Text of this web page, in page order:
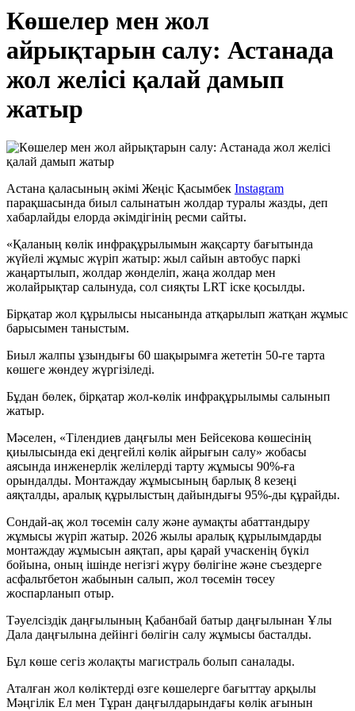
Көшелер мен жол
айрықтарын салу: Астанада
жол желісі қалай дамып
жатыр
Астана қаласының әкімі Жеңіс Қасымбек Instagram
парақшасында биыл салынатын жолдар туралы жазды, деп
хабарлайды елорда әкімдігінің ресми сайты.
«Қаланың көлік инфрақұрылымын жақсарту бағытында
жүйелі жұмыс жүріп жатыр: жыл сайын автобус паркі
жаңартылып, жолдар жөнделіп, жаңа жолдар мен
жолайрықтар салынуда, сол сияқты LRT іске қосылды.
Бірқатар жол құрылысы нысанында атқарылып жатқан жұмыс
барысымен таныстым.
Биыл жалпы ұзындығы 60 шақырымға жететін 50-ге тарта
көшеге жөндеу жүргізіледі.
Бұдан бөлек, бірқатар жол-көлік инфрақұрылымы салынып
жатыр.
Мәселен, «Тілендиев даңғылы мен Бейсекова көшесінің
қиылысында екі деңгейлі көлік айрығын салу» жобасы
аясында инженерлік желілерді тарту жұмысы 90%-ға
орындалды. Монтаждау жұмысының барлық 8 кезеңі
аяқталды, аралық құрылыстың дайындығы 95%-ды құрайды.
Сондай-ақ жол төсемін салу және аумақты абаттандыру
жұмысы жүріп жатыр. 2026 жылы аралық құрылымдарды
монтаждау жұмысын аяқтап, ары қарай учаскенің бүкіл
бойына, оның ішінде негізгі жүру бөлігіне және съездерге
асфальтбетон жабынын салып, жол төсемін төсеу
жоспарланып отыр.
Тәуелсіздік даңғылының Қабанбай батыр даңғылынан Ұлы
Дала даңғылына дейінгі бөлігін салу жұмысы басталды.
Бұл көше сегіз жолақты магистраль болып саналады.
Аталған жол көліктерді өзге көшелерге бағыттау арқылы
Мәңгілік Ел мен Тұран даңғылдарындағы көлік ағынын